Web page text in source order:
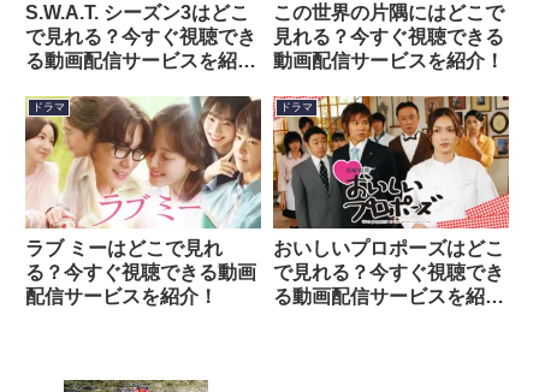
S.W.A.T. シーズン3はどこ
で見れる？今すぐ視聴でき
る動画配信サービスを紹
この世界の片隅にはどこで
見れる？今すぐ視聴できる
動画配信サービスを紹介！
ドラマ
ラブ ミーはどこで見れ
る？今すぐ視聴できる動画
配信サービスを紹介！
ドラマ
おいしいプロポーズはどこ
で見れる？今すぐ視聴でき
る動画配信サービスを紹